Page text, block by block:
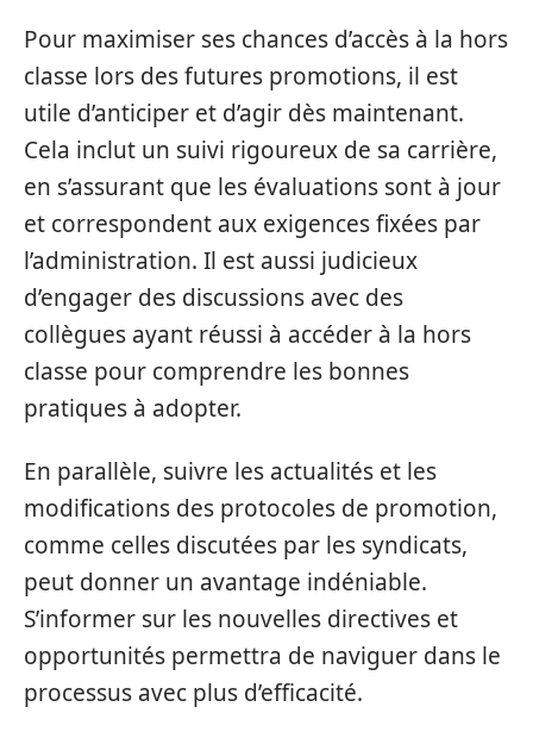
Pour maximiser ses chances d’accès à la hors
classe lors des futures promotions, il est
utile d’anticiper et d’agir dès maintenant.
Cela inclut un suivi rigoureux de sa carrière,
en s’assurant que les évaluations sont à jour
et correspondent aux exigences fixées par
l’administration. Il est aussi judicieux
d’engager des discussions avec des
collègues ayant réussi à accéder à la hors
classe pour comprendre les bonnes
pratiques à adopter.
En parallèle, suivre les actualités et les
modifications des protocoles de promotion,
comme celles discutées par les syndicats,
peut donner un avantage indéniable.
S’informer sur les nouvelles directives et
opportunités permettra de naviguer dans le
processus avec plus d’efficacité.